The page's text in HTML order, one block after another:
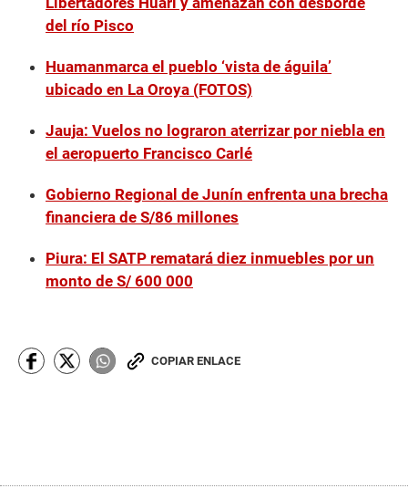
del río Pisco
Huamanmarca el pueblo ‘vista de águila’
ubicado en La Oroya (FOTOS)
Jauja: Vuelos no lograron aterrizar por niebla en
el aeropuerto Francisco Carlé
Gobierno Regional de Junín enfrenta una brecha
financiera de S/86 millones
Piura: El SATP rematará diez inmuebles por un
monto de S/ 600 000
COPIAR ENLACE